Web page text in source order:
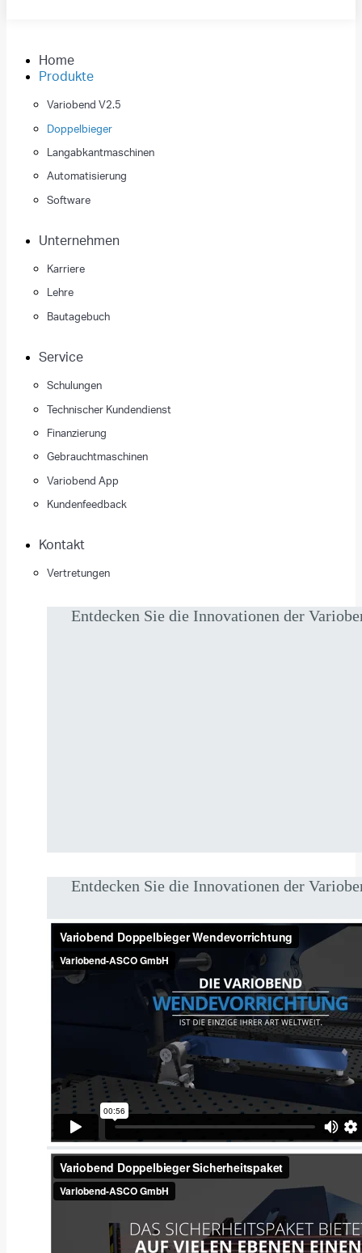
Home
Produkte
Variobend V2.5
Doppelbieger
Langabkantmaschinen
Automatisierung
Software
Unternehmen
Karriere
Lehre
Bautagebuch
Service
Schulungen
Technischer Kundendienst
Finanzierung
Gebrauchtmaschinen
Variobend App
Kundenfeedback
Kontakt
Vertretungen
Entdecken Sie die Innovationen der
Entdecken Sie die Innovationen der